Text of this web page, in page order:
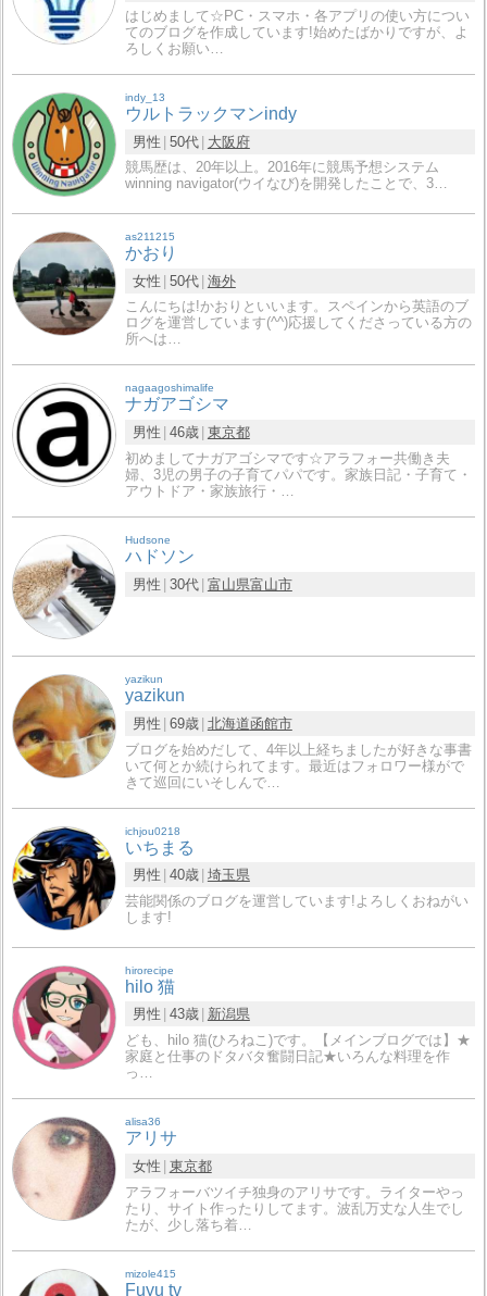
はじめまして☆PC・スマホ・各アプリの使い方につい
てのブログを作成しています!始めたばかりですが、よ
ろしくお願い…
indy_13
ウルトラックマンindy
男性 50代
大阪府
競馬歴は、20年以上。2016年に競馬予想システム
winning navigator(ウイなび)を開発したことで、3…
as211215
かおり
女性 50代 海外
こんにちは!かおりといいます。スペインから英語のブ
ログを運営しています(^^)応援してくださっている方の
所へは…
nagaagoshimalife
ナガアゴシマ
男性 46歳 東京都
初めましてナガアゴシマです☆アラフォー共働き夫
婦、3児の男子の子育てパパです。家族日記・子育て・
アウトドア・家族旅行・…
Hudsone
ハドソン
男性 30代 富山県富山市
yazikun
yazikun
男性 69歳 北海道函館市
ブログを始めだして、4年以上経ちましたが好きな事書
いて何とか続けられてます。最近はフォロワー様がで
きて巡回にいそしんで…
ichjou0218
いちまる
男性 40歳 埼玉県
芸能関係のブログを運営しています!よろしくおねがい
します!
hirorecipe
hilo 猫
男性 43歳
新潟県
ども、hilo 猫(ひろねこ)です。【メインブログでは】★
家庭と仕事のドタバタ奮闘日記★いろんな料理を作
っ…
alisa36
アリサ
女性 東京都
アラフォーバツイチ独身のアリサです。ライターやっ
たり、サイト作ったりしてます。波乱万丈な人生でし
たが、少し落ち着…
mizole415
Fuyu tv